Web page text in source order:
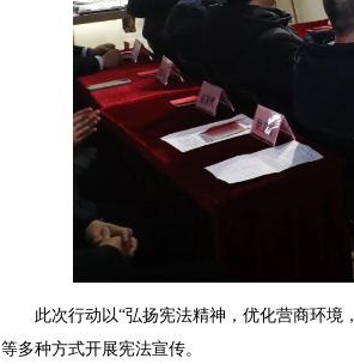
此次行动以“弘扬宪法精神，优化营商环境
等多种方式开展宪法宣传。